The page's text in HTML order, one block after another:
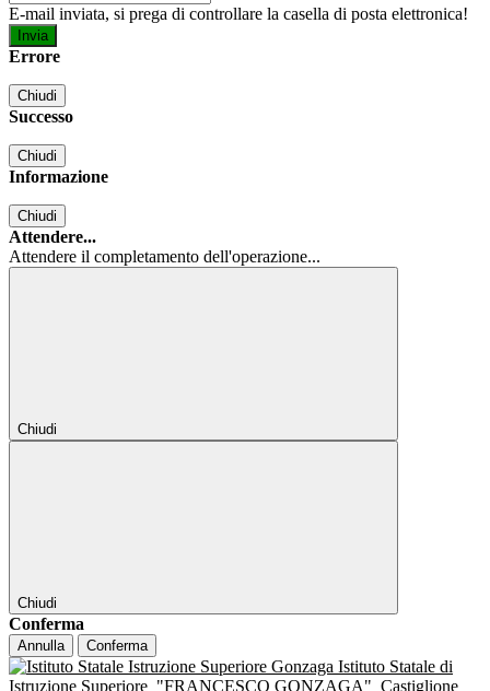
E-mail inviata, si prega di controllare la casella di posta elettronica!
Errore
Chiudi
Successo
Chiudi
Informazione
Chiudi
Attendere...
Attendere il completamento dell'operazione...
Chiudi
Chiudi
Conferma
Annulla Conferma
Istituto Statale di
Istruzione Superiore "FRANCESCO GONZAGA" Castiglione